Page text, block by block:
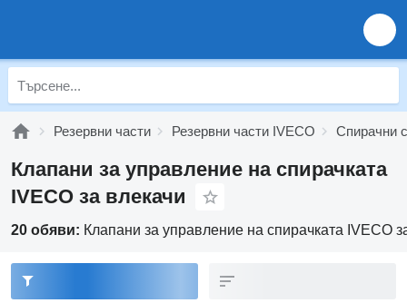
Резервни части Резервни части IVECO Спирачни
Клапани за управление на спирачката
IVECO за влекачи
20 обяви: Клапани за управление на спирачката IVECO